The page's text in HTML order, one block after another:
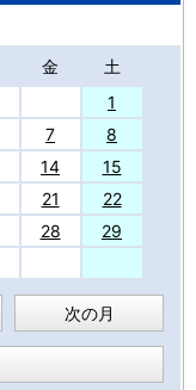
金
土
1
7
8
14
15
21
22
28
29
次の月